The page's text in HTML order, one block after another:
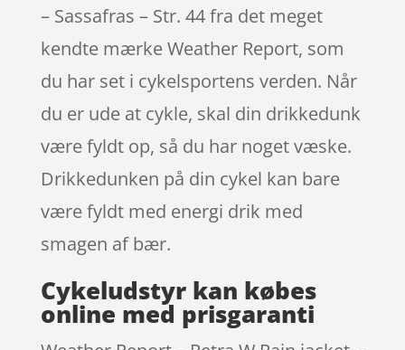
– Sassafras – Str. 44 fra det meget
kendte mærke Weather Report, som
du har set i cykelsportens verden. Når
du er ude at cykle, skal din drikkedunk
være fyldt op, så du har noget væske.
Drikkedunken på din cykel kan bare
være fyldt med energi drik med
smagen af bær.
Cykeludstyr kan købes
online med prisgaranti